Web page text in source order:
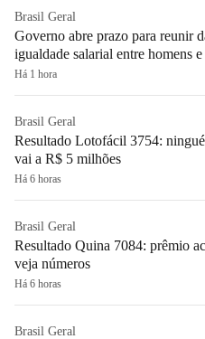
Brasil Geral
Governo abre prazo para reunir
igualdade salarial entre homens
Há 1 hora
Brasil Geral
Resultado Lotofácil 3754:
vai a R$ 5 milhões
Há 6 horas
Brasil Geral
Resultado Quina 7084: prêmio
veja números
Há 6 horas
Brasil Geral